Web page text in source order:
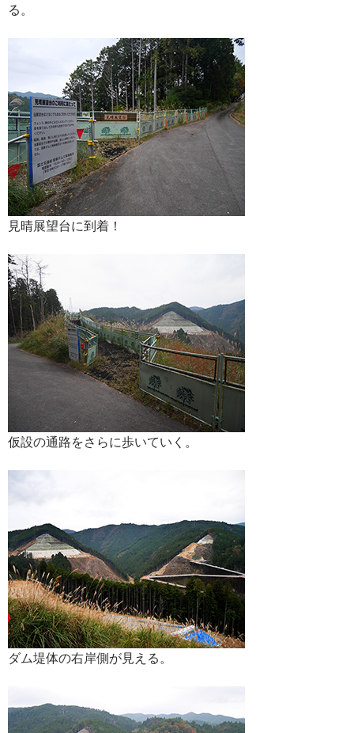
る。
見晴展望台に到着！
仮設の通路をさらに歩いていく。
ダム堤体の右岸側が見える。